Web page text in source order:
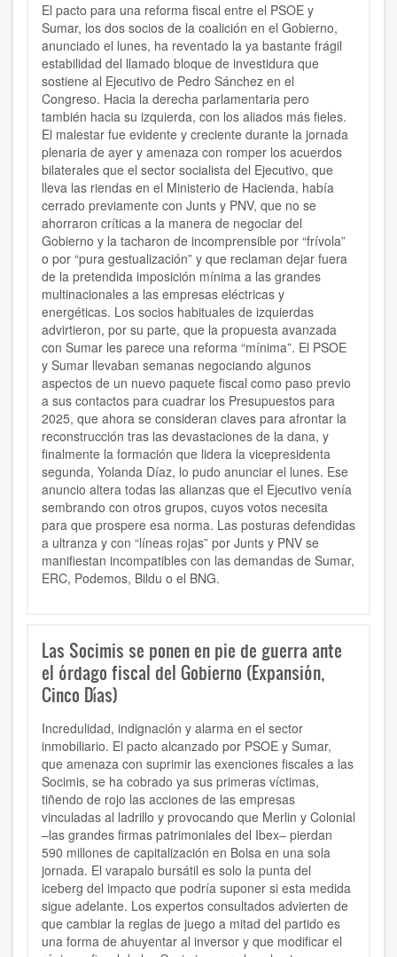
El pacto para una reforma fiscal entre el PSOE y
Sumar, los dos socios de la coalición en el Gobierno,
anunciado el lunes, ha reventado la ya bastante frágil
estabilidad del llamado bloque de investidura que
sostiene al Ejecutivo de Pedro Sánchez en el
Congreso. Hacia la derecha parlamentaria pero
también hacia su izquierda, con los aliados más fieles.
El malestar fue evidente y creciente durante la jornada
plenaria de ayer y amenaza con romper los acuerdos
bilaterales que el sector socialista del Ejecutivo, que
lleva las riendas en el Ministerio de Hacienda, había
cerrado previamente con Junts y PNV, que no se
ahorraron críticas a la manera de negociar del
Gobierno y la tacharon de incomprensible por “frívola”
o por “pura gestualización” y que reclaman dejar fuera
de la pretendida imposición mínima a las grandes
multinacionales a las empresas eléctricas y
energéticas. Los socios habituales de izquierdas
advirtieron, por su parte, que la propuesta avanzada
con Sumar les parece una reforma “mínima”. El PSOE
y Sumar llevaban semanas negociando algunos
aspectos de un nuevo paquete fiscal como paso previo
a sus contactos para cuadrar los Presupuestos para
2025, que ahora se consideran claves para afrontar la
reconstrucción tras las devastaciones de la dana, y
finalmente la formación que lidera la vicepresidenta
segunda, Yolanda Díaz, lo pudo anunciar el lunes. Ese
anuncio altera todas las alianzas que el Ejecutivo venía
sembrando con otros grupos, cuyos votos necesita
para que prospere esa norma. Las posturas defendidas
a ultranza y con “líneas rojas” por Junts y PNV se
manifiestan incompatibles con las demandas de Sumar,
ERC, Podemos, Bildu o el BNG.
Las Socimis se ponen en pie de guerra ante
el órdago fiscal del Gobierno (Expansión,
Cinco Días)
Incredulidad, indignación y alarma en el sector
inmobiliario. El pacto alcanzado por PSOE y Sumar,
que amenaza con suprimir las exenciones fiscales a las
Socimis, se ha cobrado ya sus primeras víctimas,
tiñendo de rojo las acciones de las empresas
vinculadas al ladrillo y provocando que Merlin y Colonial
–las grandes firmas patrimoniales del Ibex– pierdan
590 millones de capitalización en Bolsa en una sola
jornada. El varapalo bursátil es solo la punta del
iceberg del impacto que podría suponer si esta medida
sigue adelante. Los expertos consultados advierten de
que cambiar la reglas de juego a mitad del partido es
una forma de ahuyentar al inversor y que modificar el